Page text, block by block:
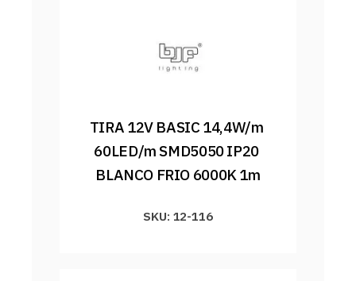
TIRA 12V BASIC 14,4W/m
60LED/m SMD5050 IP20
BLANCO FRIO 6000K 1m
SKU: 12-116